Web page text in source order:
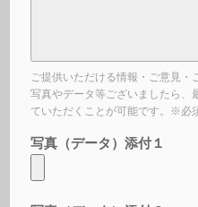
ご提供いただける情報・ご意見・
写真やデータ等ございましたら、
ていただくことが可能です。※必
写真（データ）添付１